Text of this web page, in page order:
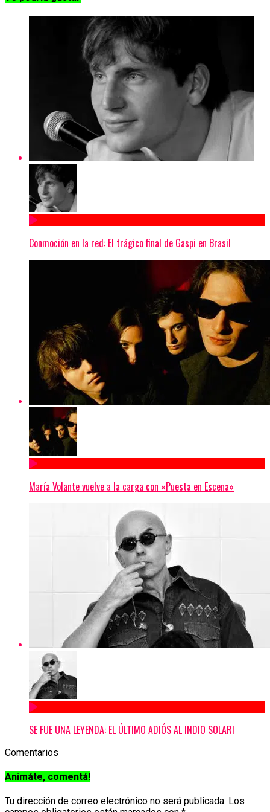
Conmoción en la red: El trágico final de Gaspi en Brasil
María Volante vuelve a la carga con «Puesta en Escena»
SE FUE UNA LEYENDA: EL ÚLTIMO ADIÓS AL INDIO SOLARI
Comentarios
Animáte, comentá!
Tu dirección de correo electrónico no será publicada. Los